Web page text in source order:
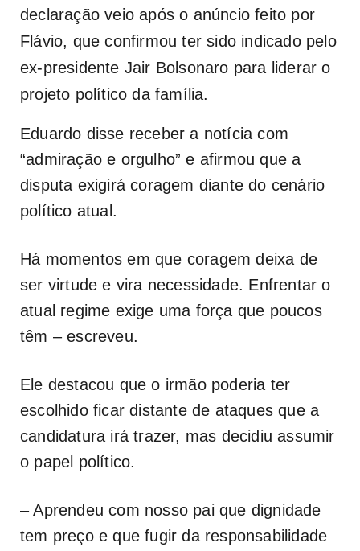
declaração veio após o anúncio feito por
Flávio, que confirmou ter sido indicado pelo
ex-presidente Jair Bolsonaro para liderar o
projeto político da família.
Eduardo disse receber a notícia com
“admiração e orgulho” e afirmou que a
disputa exigirá coragem diante do cenário
político atual.
Há momentos em que coragem deixa de
ser virtude e vira necessidade. Enfrentar o
atual regime exige uma força que poucos
têm – escreveu.
Ele destacou que o irmão poderia ter
escolhido ficar distante de ataques que a
candidatura irá trazer, mas decidiu assumir
o papel político.
– Aprendeu com nosso pai que dignidade
tem preço e que fugir da responsabilidade